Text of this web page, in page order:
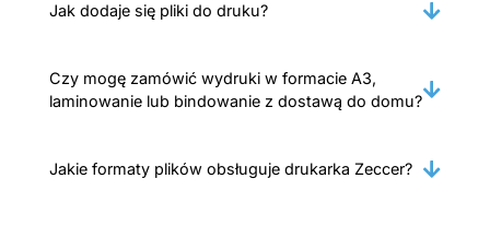
Jak dodaje się pliki do druku?
Czy mogę zamówić wydruki w formacie A3,
laminowanie lub bindowanie z dostawą do domu?
Jakie formaty plików obsługuje drukarka Zeccer?